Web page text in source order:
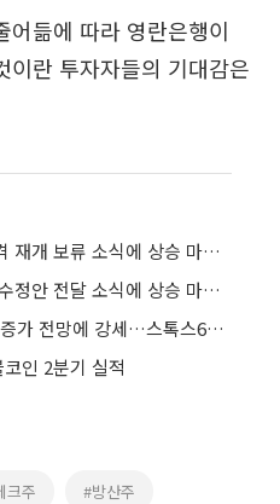
어듦에 따라 영란은행이
이란 투자자들의 기대감은
유럽증시, 트럼프의 이란 공격 재개 보류 소식에 상승 마감…스톡스600 0.19%↑
유럽증시, 이란의 종전 협상 수정안 전달 소식에 상승 마감…스톡스600 0.54%↑
유럽증시, 기업 순이익 10% 증가 전망에 강세…스톡스600 0.79%↑
인 2분기 실적
크주 #방산주